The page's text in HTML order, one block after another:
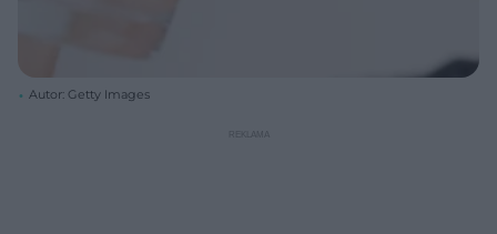
Autor: Getty Images